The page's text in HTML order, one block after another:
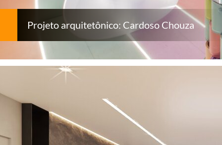
Projeto arquitetônico: Cardoso Chouza